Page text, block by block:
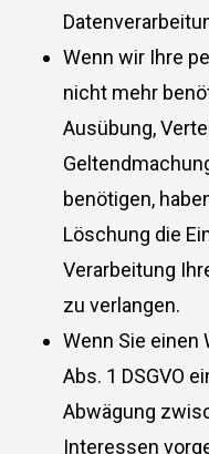
Wenn wir Ihre
nicht mehr
Ausübung,
benötigen,
Löschung die
Verarbeitung
zu verlangen.
Wenn Sie einen
Abs. 1 DSGVO
Abwägung
Interessen